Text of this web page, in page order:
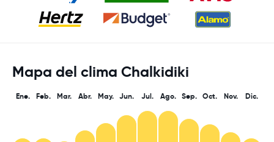
Mapa del clima Chalkidiki
Ene. Feb. Mar. Abr. May. Jun. Jul. Ago. Sep. Oct. Nov. Dic.